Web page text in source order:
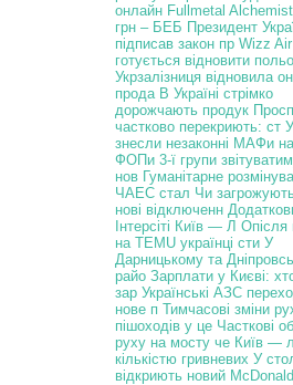
онлайн Fullmetal
грн – БЕБ Президент
підписав закон пр Wizz Air
готується відновити
Укрзалізниця відновила
прода В Україні стрімко
дорожчають продук
частково перекриють: ст
знесли незаконні МАФи
ФОПи 3-ї групи
нов Гуманітарне
ЧАЕС стал Чи
нові відключенн
Інтерсіті Київ — Л Опісля
на TEMU українці сти У
Дарницькому та
райо Зарплати у Києві:
зар Українські АЗС
нове п Тимчасові зміни
пішоходів у це Часткові
руху на мосту че Київ —
кількістю гривневих У
відкриють новий